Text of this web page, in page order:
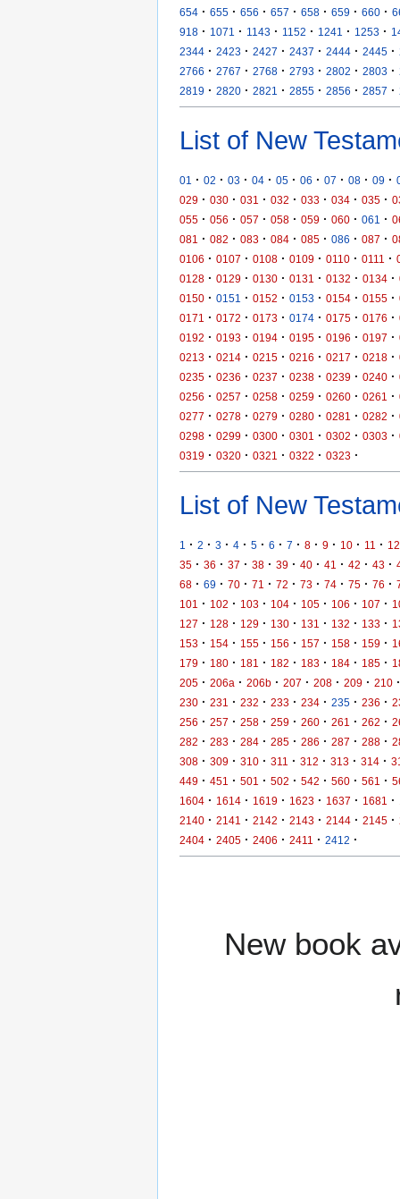
654 · 655 · 656 · 657 · 658 · 659 · 660 ·
918 · 1071 · 1143 · 1152 · 1241 · 1253 ·
2344 · 2423 · 2427 · 2437 · 2444 · 2445 ·
2766 · 2767 · 2768 · 2793 · 2802 · 2803 ·
2819 · 2820 · 2821 · 2855 · 2856 · 2857 ·
List of New
01 · 02 · 03 · 04 · 05 · 06 · 07 · 08 · 09 ·
029 · 030 · 031 · 032 · 033 · 034 · 035 ·
055 · 056 · 057 · 058 · 059 · 060 · 061 ·
081
· 082 · 083 · 084 · 085 · 086 · 087 ·
0106 · 0107 · 0108 · 0109 · 0110 · 0111 ·
0128 · 0129 · 0130 · 0131 · 0132 · 0134 ·
0150 · 0151 · 0152 · 0153 · 0154 · 0155 ·
0171
· 0172 · 0173 · 0174 · 0175 · 0176 ·
0192 · 0193 · 0194 · 0195 · 0196 · 0197 ·
0213 · 0214 · 0215 · 0216 · 0217 · 0218 ·
0235 · 0236 · 0237 · 0238 · 0239 · 0240 ·
0256 · 0257 · 0258 · 0259 · 0260 · 0261 ·
0277 · 0278 · 0279 · 0280 · 0281 · 0282 ·
0298 · 0299 · 0300 · 0301 · 0302 · 0303 ·
0319 · 0320 · 0321 · 0322 · 0323 ·
List of New
1 · 2 · 3 · 4 · 5 · 6 · 7 · 8 · 9 · 10 · 11 · 12
35 · 36 · 37 · 38 · 39 · 40 · 41 · 42 · 43 ·
68 · 69 · 70 · 71 · 72 · 73 · 74 · 75 · 76 ·
101
· 102 · 103 · 104 · 105 · 106 · 107 ·
127 · 128 · 129 · 130 · 131 · 132 · 133 ·
153 · 154 · 155 · 156 · 157 · 158 · 159 ·
179 · 180 · 181 · 182 · 183 · 184 · 185 ·
205 · 206a · 206b · 207 · 208 · 209 · 210 ·
230 · 231 · 232 · 233 · 234 · 235 · 236 ·
256 · 257 · 258 · 259 · 260 · 261 · 262 ·
282 · 283 · 284 · 285 · 286 · 287 · 288 ·
308 · 309 · 310 · 311 · 312 · 313 · 314 ·
449 · 451 · 501 · 502 · 542 · 560 · 561 ·
1604 · 1614 · 1619 · 1623 · 1637 · 1681 ·
2140 · 2141 · 2142 · 2143 · 2144 · 2145 ·
2404 · 2405 · 2406 · 2411 · 2412 ·
New book